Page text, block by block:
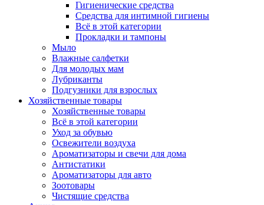
Гигиенические средства
Средства для интимной гигиены
Всё в этой категории
Прокладки и тампоны
Мыло
Влажные салфетки
Для молодых мам
Лубриканты
Подгузники для взрослых
Хозяйственные товары
Хозяйственные товары
Всё в этой категории
Уход за обувью
Освежители воздуха
Ароматизаторы и свечи для дома
Антистатики
Ароматизаторы для авто
Зоотовары
Чистящие средства